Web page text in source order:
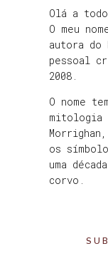
Olá a
O meu
autora do
pessoal
2008.
O nome
mitologia
os
uma
corvo.